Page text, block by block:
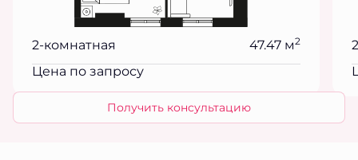
2-комнатная 47.47 м2
Цена по запросу
Получить консультацию